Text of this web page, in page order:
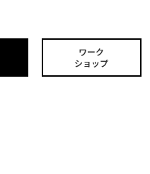
ワーク
ショップ